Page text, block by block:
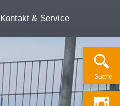
Kontakt & Service
Su­che